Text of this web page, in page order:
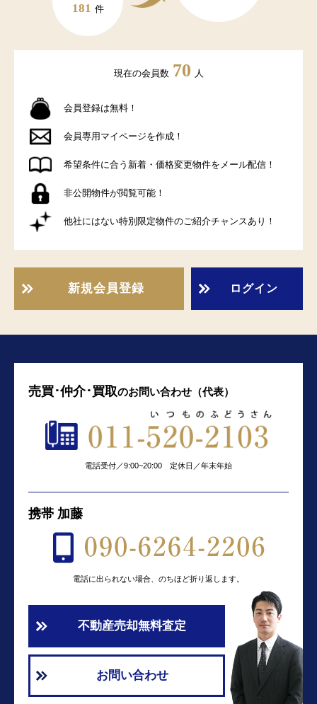
181 件
現在の会員数 70 人
会員登録は無料！
会員専用マイページを作成！
希望条件に合う新着・価格変更物件をメール配信！
非公開物件が閲覧可能！
他社にはない特別限定物件のご紹介チャンスあり！
新規会員登録 ログイン
売買･仲介･買取のお問い合わせ（代表）
電話受付／9:00~20:00 定休日／年末年始
携帯 加藤
電話に出られない場合、のちほど折り返します。
不動産売却無料査定
お問い合わせ